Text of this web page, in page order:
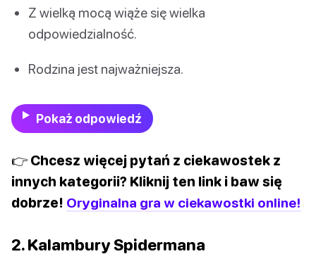
Z wielką mocą wiąże się wielka
odpowiedzialność.
Rodzina jest najważniejsza.
Pokaż odpowiedź
👉 Chcesz więcej pytań z ciekawostek z
innych kategorii? Kliknij ten link i baw się
dobrze! Oryginalna gra w ciekawostki online!
2. Kalambury Spidermana